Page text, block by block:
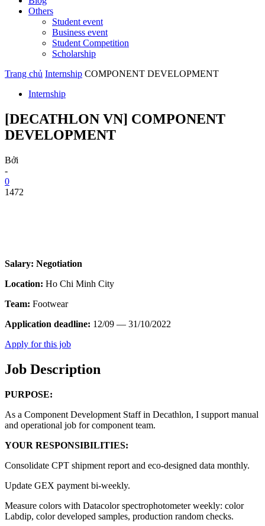
Others
Student event
Business event
Student Competition
Scholarship
Trang chủ Internship COMPONENT DEVELOPMENT
Internship
[DECATHLON VN] COMPONENT
DEVELOPMENT
Bởi
-
0
1472
Salary: Negotiation
Location: Ho Chi Minh City
Team: Footwear
Application deadline: 12/09 — 31/10/2022
Apply for this job
Job Description
PURPOSE:
As a Component Development Staff in Decathlon, I support manual
and operational job for component team.
YOUR RESPONSIBILITIES:
Consolidate CPT shipment report and eco-designed data monthly.
Update GEX payment bi-weekly.
Measure colors with Datacolor spectrophotometer weekly: color
Labdip, color developed samples, production random checks.